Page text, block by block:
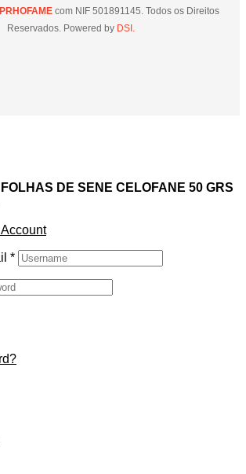
PRHOFAME com NIF 501891145. Todos os Direitos
Reservados. Powered byDSI.
DE SENE CELOFANE 50 GRS
*